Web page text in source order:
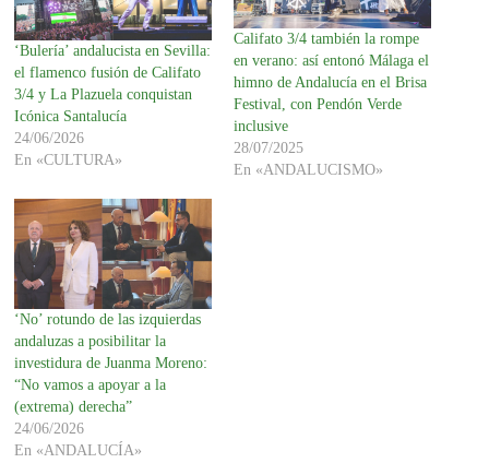
‘Bulería’ andalucista en Sevilla:
el flamenco fusión de Califato
3/4 y La Plazuela conquistan
Icónica Santalucía
24/06/2026
En «CULTURA»
Califato 3/4 también la rompe
en verano: así entonó Málaga el
himno de Andalucía en el Brisa
Festival, con Pendón Verde
inclusive
28/07/2025
En «ANDALUCISMO»
‘No’ rotundo de las izquierdas
andaluzas a posibilitar la
investidura de Juanma Moreno:
“No vamos a apoyar a la
(extrema) derecha”
24/06/2026
En «ANDALUCÍA»